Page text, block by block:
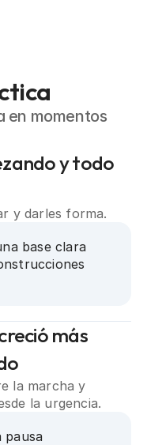
en momentos
y todo
y darles forma.
base clara
más
la marcha y
la urgencia.
pausa